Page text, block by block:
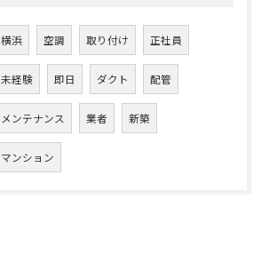
横浜 空調 取り付け 正社員
未経験 即日 ダクト 配管
メンテナンス 業者 新築
マンション